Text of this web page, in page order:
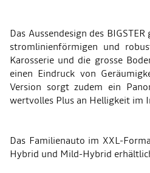
Das Aussendesign des
stromlinienförmigen und
Karosserie und die grosse
einen Eindruck von
Version sorgt zudem ein
wertvolles Plus an Helligkeit im
Das Familienauto im XXL-
Hybrid und Mild-Hybrid